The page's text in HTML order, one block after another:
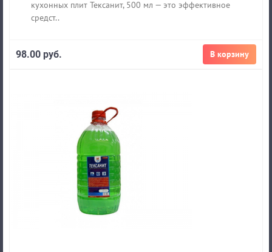
кухонных плит Тексанит, 500 мл — это эффективное
средст..
В корзину
98.00 руб.